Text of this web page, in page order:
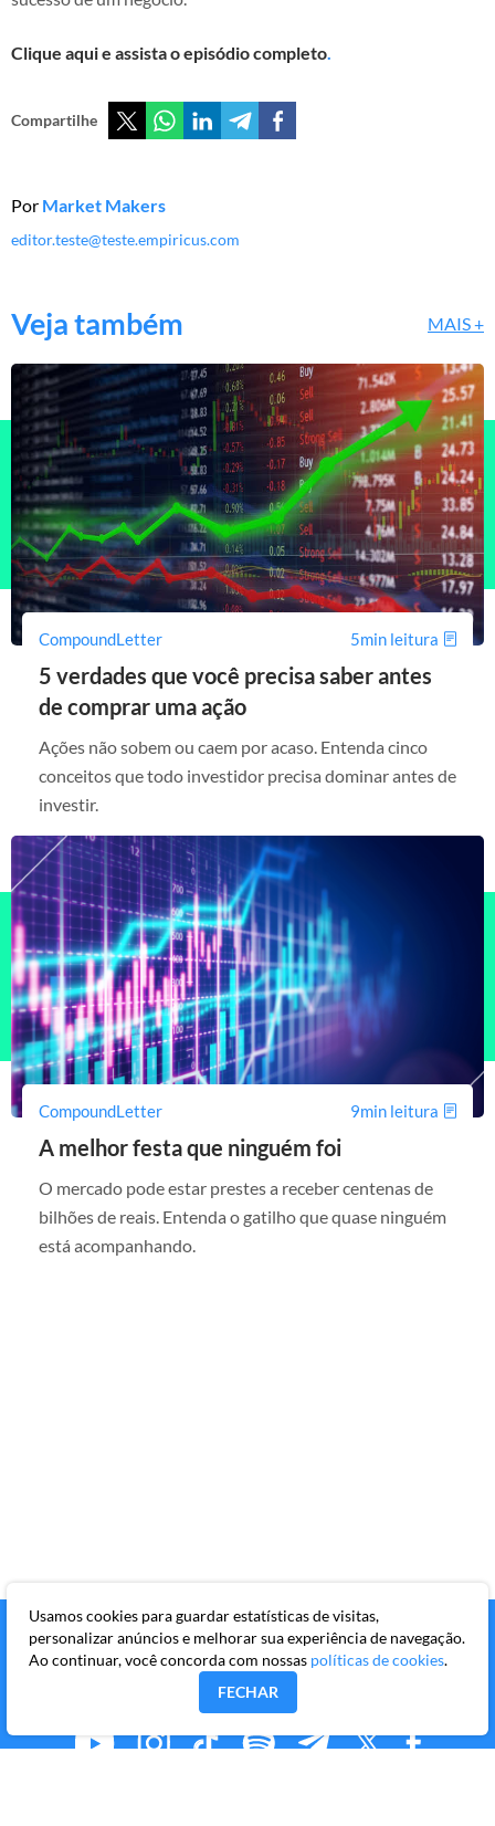
Clique aqui e assista o episódio completo.
Compartilhe
Por Market Makers
editor.teste@teste.empiricus.com
Veja também MAIS +
CompoundLetter 5min leitura
5 verdades que você precisa saber antes
de comprar uma ação
Ações não sobem ou caem por acaso. Entenda cinco
conceitos que todo investidor precisa dominar antes de
investir.
CompoundLetter 9min leitura
A melhor festa que ninguém foi
O mercado pode estar prestes a receber centenas de
bilhões de reais. Entenda o gatilho que quase ninguém
está acompanhando.
Usamos cookies para guardar estatísticas de visitas,
personalizar anúncios e melhorar sua experiência de navegação.
Ao continuar, você concorda com nossas políticas de cookies.
FECHAR